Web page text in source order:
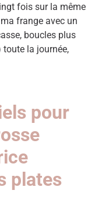
fois sur la même
frange avec un
boucles plus
toute la journée,
pour
plates